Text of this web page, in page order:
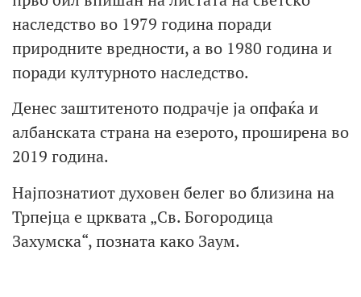
наследство во 1979 година поради
природните вредности, а во 1980 година и
поради културното наследство.
Денес заштитеното подрачје ја опфаќа и
албанската страна на езерото, проширена во
2019 година.
Најпознатиот духовен белег во близина на
Трпејца е црквата „Св. Богородица
Захумска“, позната како Заум.